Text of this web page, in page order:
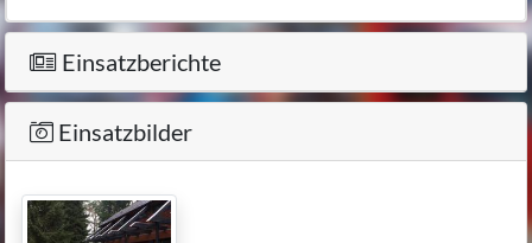
Einsatzberichte
Einsatzbilder